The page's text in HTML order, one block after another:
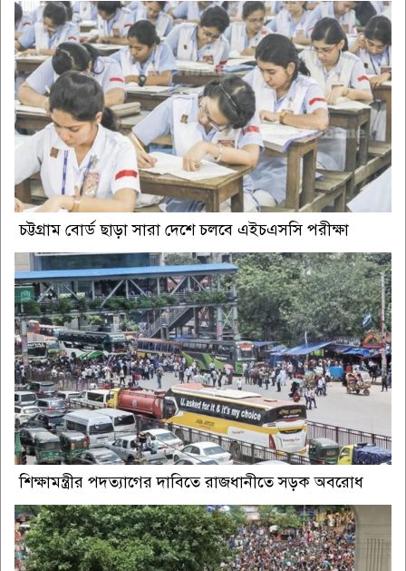
চট্টগ্রাম বোর্ড ছাড়া সারা দেশে চলবে এইচএসসি পরীক্ষা
শিক্ষামন্ত্রীর পদত্যাগের দাবিতে রাজধানীতে সড়ক অবরোধ